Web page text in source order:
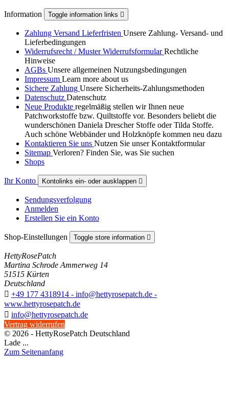
Information Toggle information links 
Zahlung Versand Lieferfristen Unsere Zahlung- Versand- und
Lieferbedingungen
Widerrufsrecht / Muster WiderrufsformularRechtliche
Hinweise
AGBs Unsere allgemeinen Nutzungsbedingungen
Impressum Learn more about us
Sichere Zahlung Unsere Sicherheits-Zahlungsmethoden
Datenschutz Datenschutz
Neue Produkte regelmäßig stellen wir Ihnen neue
Patchworkstoffe bzw. Quiltstoffe vor. Besonders beliebt die
wunderschönen Daniela Drescher Stoffe oder Tilda Stoffe.
Auch schöne Webbänder und Holzknöpfe kommen neu dazu
Kontaktieren Sie uns Nutzen Sie unser Kontaktformular
Sitemap Verloren? Finden Sie, was Sie suchen
Shops
Ihr Konto Kontolinks ein- oder ausklappen 
Sendungsverfolgung
Anmelden
Erstellen Sie ein Konto
Shop-Einstellungen Toggle store information 
HettyRosePatch
Martina Schrode Ammerweg 14
51515 Kürten
Deutschland
 +49 177 4318914 - info@hettyrosepatch.de -
www.hettyrosepatch.de
 info@hettyrosepatch.de
Vertrag widerrufen
© 2026 - HettyRosePatch Deutschland
Lade ...
Zum Seitenanfang